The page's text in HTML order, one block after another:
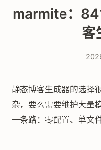
marmite：
客
静态博客生成器的选择
杂，要么需要维护大量
一条路：零配置、单文